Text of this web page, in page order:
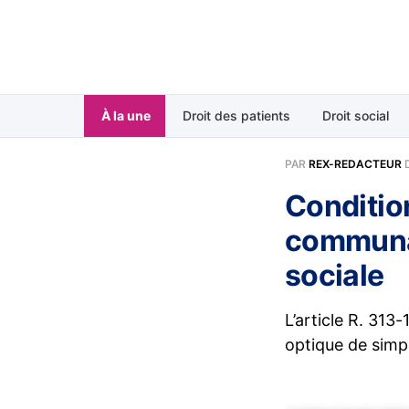
À la une Droit des patients Droit social
PAR REX-REDACTEUR
sociale
L’article R.
optique de